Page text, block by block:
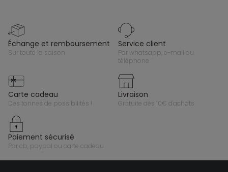
échange et remboursement
sur toute la saison
service client
par whatsapp, e-mail ou
téléphone
carte cadeau
des tonnes de possibilités !
livraison
gratuite dès 10€ d'achats
paiement sécurisé
par cb, paypal ou carte cadeau